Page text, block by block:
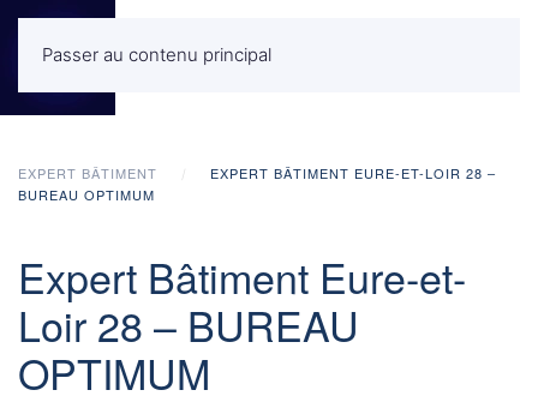
Passer au contenu principalMENU
EXPERT BÂTIMENT
EXPERT BÂTIMENT EURE-ET-LOIR 28 –
BUREAU OPTIMUM
Expert Bâtiment Eure-et-
Loir 28 – BUREAU
OPTIMUM